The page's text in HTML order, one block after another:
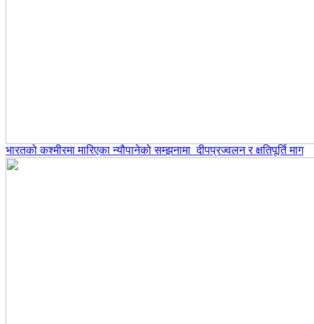
भारतको कश्मीरमा मारिएका न्यौपानेको सम्झनामा दीपप्रज्वलन र क्षतिपूर्ति माग